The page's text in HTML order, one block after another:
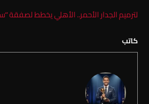
لترميم الجدار الأحمر.. الأهلي يخطط لصفقة
كاتب